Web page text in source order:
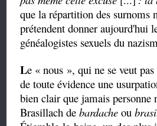
que la répartition des surnoms
prétendent donner aujourd'hui
généalogistes sexuels du
Le «nous », quine se veut
de toute évidence une
bien clair que jamais personne
Brasillach debardache ou